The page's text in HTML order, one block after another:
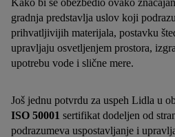
Kako bi se obezbedio ovako
gradnja predstavlja uslov koji
prihvatljivijih materijala, postavku
upravljaju osvetljenjem prostora,
upotrebu vode i slične mere.
Još jednu potvrdu za uspeh Lidla u
ISO 50001 sertifikat dodeljen od
podrazumeva uspostavljanje i